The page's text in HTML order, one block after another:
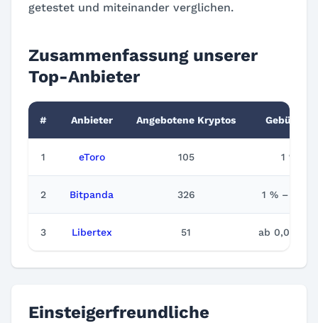
getestet und miteinander verglichen.
Zusammenfassung unserer
Top-Anbieter
# Anbieter Angebotene Kryptos Gebühren
1 eToro 105 1 %
2 Bitpanda 326 1 % – 1,5 %
3 Libertex 51 ab 0,0003
Einsteigerfreundliche